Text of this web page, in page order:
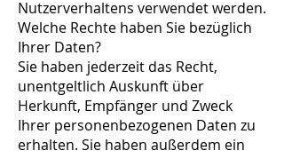
Nutzerverhaltens verwendet werden.
Welche Rechte haben Sie bezüglich
Ihrer Daten?
Sie haben jederzeit das Recht,
unentgeltlich Auskunft über
Herkunft, Empfänger und Zweck
Ihrer personenbezogenen Daten zu
erhalten. Sie haben außerdem ein